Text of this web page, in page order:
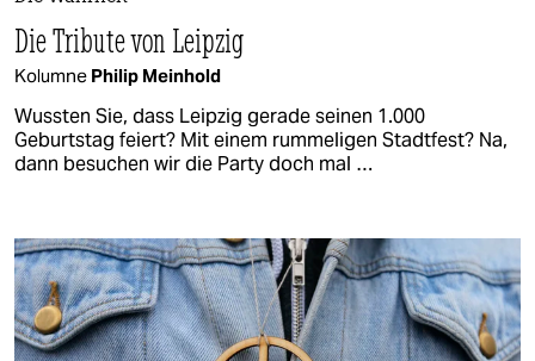
Die Tribute von Leipzig
Kolumne Philip Meinhold
Wussten Sie, dass Leipzig gerade seinen 1.000
Geburtstag feiert? Mit einem rummeligen Stadtfest? Na,
dann besuchen wir die Party doch mal …